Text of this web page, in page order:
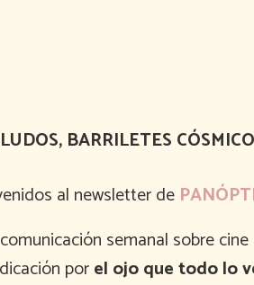
BARRILETES
al newsletter de
semanal sobre
porel ojo que todo lo